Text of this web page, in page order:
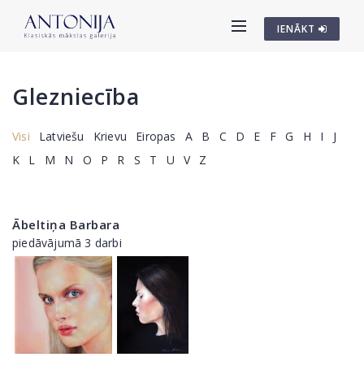
IENĀKT
Glezniecība
Visi Latviešu Krievu Eiropas A B C D E F G H I
J
K
L M N O P R S T U V Z
Ābeltiņa Barbara
piedāvājumā 3 darbi